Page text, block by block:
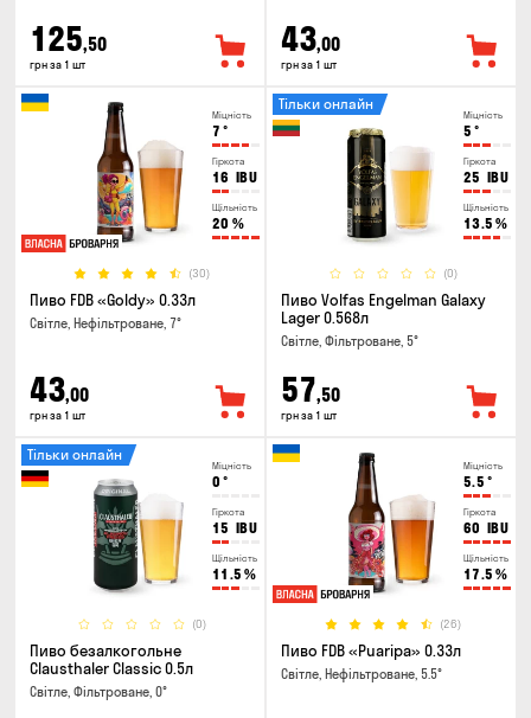
125,50
грн за 1 шт
43,00
грн за 1 шт
Міцність
7 °
Гіркота
16 IBU
Щільність
20 %
(30)
Пиво FDB «Goldy» 0.33л
Світле, Нефільтроване, 7°
43,00
грн за 1 шт
Міцність
5 °
Гіркота
25 IBU
Щільність
13.5 %
(0)
Тільки онлайн
Пиво Volfas Engelman Galaxy
Lager 0.568л
Світле, Фільтроване, 5°
57,50
грн за 1 шт
Міцність
0 °
Гіркота
15 IBU
Щільність
11.5 %
(0)
Тільки онлайн
Пиво безалкогольне
Clausthaler Classic 0.5л
Світле, Фільтроване, 0°
Міцність
5.5 °
Гіркота
60 IBU
Щільність
17.5 %
(26)
Пиво FDB «Puaripa» 0.33л
Світле, Нефільтроване, 5.5°